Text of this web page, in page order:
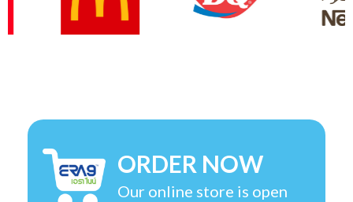
ORDER NOW
Our online store is open